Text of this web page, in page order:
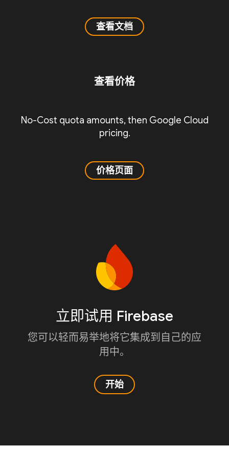
查看文档
查看价格
No-Cost quota amounts, then Google Cloud
pricing.
价格页面
立即试用 Firebase
您可以轻而易举地将它集成到自己的应
用中。
开始